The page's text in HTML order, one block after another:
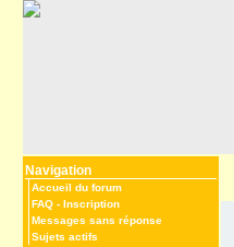
Navigation
Accueil du forum
FAQ - Inscription
Messages sans réponse
Sujets actifs